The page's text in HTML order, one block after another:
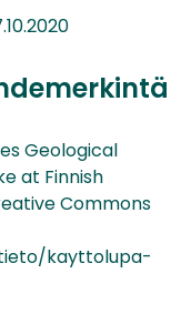
Geological
at Finnish
Commons
kayttolupa-